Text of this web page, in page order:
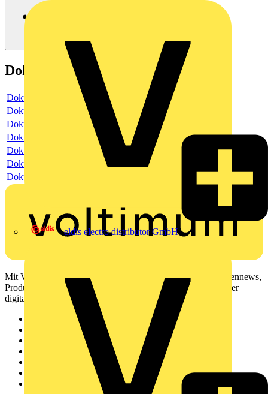
eldis electro distributor GmbH
Dokumente
Dokument
Dokument
Dokument
Dokument
Dokument
Dokument
Dokument
Mit Voltimum erhalten Elektrofachkräfte Zugang zu Branchennews,
Produktinformationen, Schulungen und Tools – alles auf einer
digitalen Plattform und Community.